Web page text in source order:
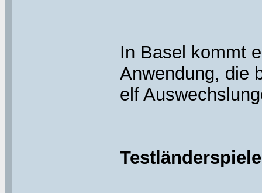
In Basel kommt
Anwendung, die
elf